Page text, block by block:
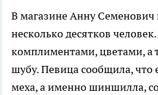
В магазине Анну Семенович
несколько десятков
комплиментами, цветами, а
шубу. Певица сообщила, что
меха, а именно шиншилла,